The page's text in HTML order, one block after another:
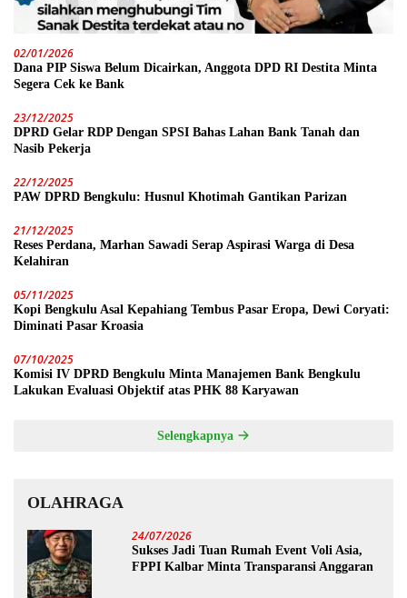
02/01/2026
Dana PIP Siswa Belum Dicairkan, Anggota DPD RI Destita Minta
Segera Cek ke Bank
23/12/2025
DPRD Gelar RDP Dengan SPSI Bahas Lahan Bank Tanah dan
Nasib Pekerja
22/12/2025
PAW DPRD Bengkulu: Husnul Khotimah Gantikan Parizan
21/12/2025
Reses Perdana, Marhan Sawadi Serap Aspirasi Warga di Desa
Kelahiran
05/11/2025
Kopi Bengkulu Asal Kepahiang Tembus Pasar Eropa, Dewi Coryati:
Diminati Pasar Kroasia
07/10/2025
Komisi IV DPRD Bengkulu Minta Manajemen Bank Bengkulu
Lakukan Evaluasi Objektif atas PHK 88 Karyawan
Selengkapnya
OLAHRAGA
24/07/2026
Sukses Jadi Tuan Rumah Event Voli Asia,
FPPI Kalbar Minta Transparansi Anggaran